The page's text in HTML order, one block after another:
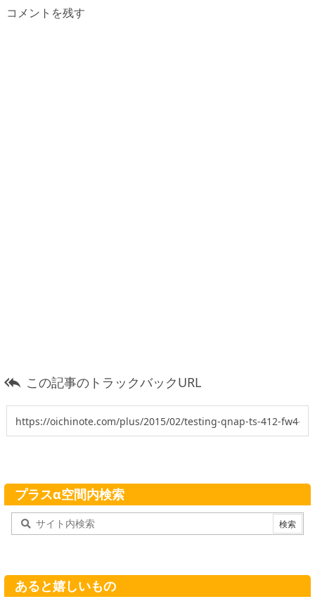
コメントを残す
 この記事のトラックバックURL
プラスα空間内検索
あると嬉しいもの